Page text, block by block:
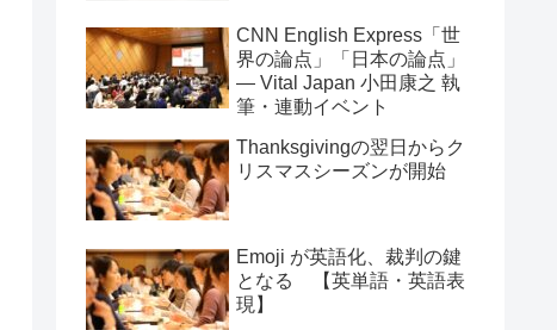
CNN English Express「世
界の論点」「日本の論点」
― Vital Japan 小田康之 執
筆・連動イベント
Thanksgivingの翌日からク
リスマスシーズンが開始
Emoji が英語化、裁判の鍵
となる 【英単語・英語表
現】